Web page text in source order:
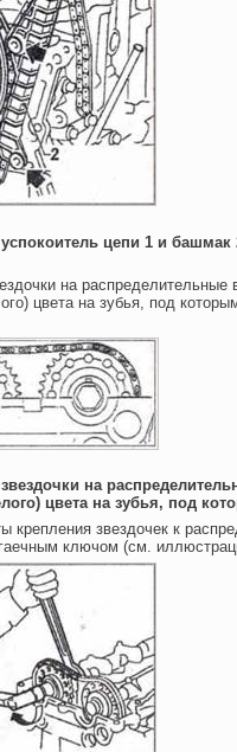
успокоитель цепи 1 и
на
цвета на зубья, под
звездочки на
цвета на зубья, под
крепления звездочек к
ключом (см.